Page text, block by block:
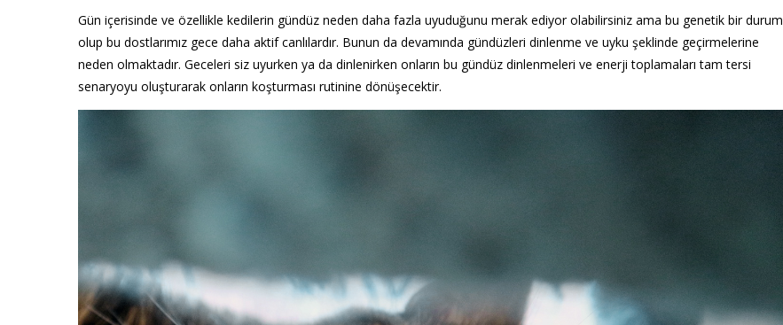
Gün içerisinde ve özellikle kedilerin gündüz neden daha fazla uyuduğunu merak ediyor olabilirsiniz ama bu genetik bir durum
olup bu dostlarımız gece daha aktif canlılardır. Bunun da devamında gündüzleri dinlenme ve uyku şeklinde geçirmelerine
neden olmaktadır. Geceleri siz uyurken ya da dinlenirken onların bu gündüz dinlenmeleri ve enerji toplamaları tam tersi
senaryoyu oluşturarak onların koşturması rutinine dönüşecektir.